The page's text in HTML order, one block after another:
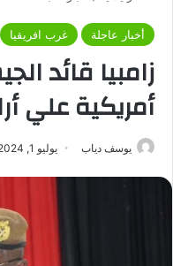
أخبار عاجلة غرب افريقيا
زامبيا قائد
أمريكية علي
يوسف دياب يوليو 1, 2024